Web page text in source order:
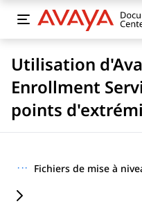
Utilisation
Enrollment
points
···